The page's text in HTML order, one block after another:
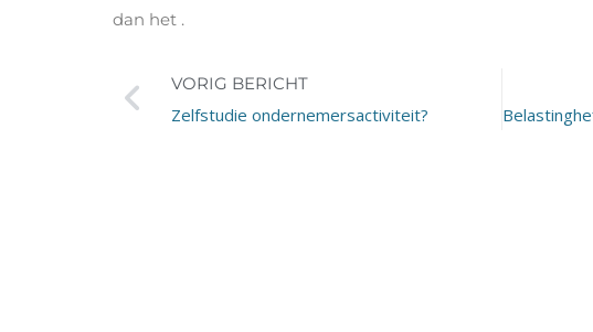
dan het .
VORIG BERICHT
Zelfstudie ondernemersactiviteit?